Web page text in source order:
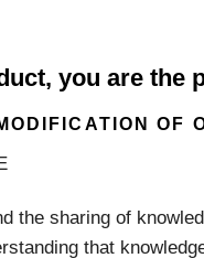
you are the
OF
the sharing of
that